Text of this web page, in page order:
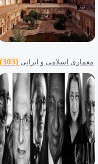
اسلامی و ایرانی (303)